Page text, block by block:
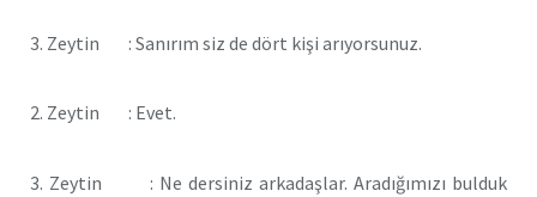
3. Zeytin : Sanırım siz de dört kişi arıyorsunuz.
2. Zeytin : Evet.
3. Zeytin : Ne dersiniz arkadaşlar. Aradığımızı bulduk